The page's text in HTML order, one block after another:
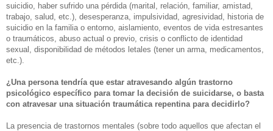
suicidio, haber sufrido una pérdida (marital, relación, familiar, amistad,
trabajo, salud, etc.), desesperanza, impulsividad, agresividad, historia de
suicidio en la familia o entorno, aislamiento, eventos de vida estresantes
o traumáticos, abuso actual o previo, crisis o conflicto de identidad
sexual, disponibilidad de métodos letales (tener un arma, medicamentos,
etc.).
¿Una persona tendría que estar atravesando algún trastorno
psicológico específico para tomar la decisión de suicidarse, o basta
con atravesar una situación traumática repentina para decidirlo?
La presencia de trastornos mentales (sobre todo aquellos que afectan el